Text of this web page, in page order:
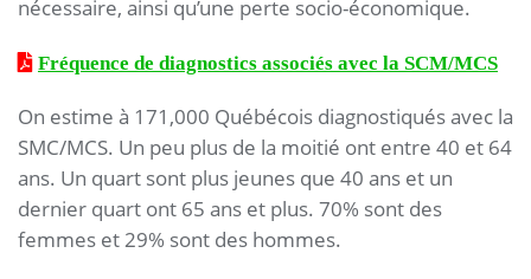
nécessaire, ainsi qu’une perte socio-économique.
Fréquence de diagnostics associés avec la SCM/MCS
On estime à 171,000 Québécois diagnostiqués avec la
SMC/MCS. Un peu plus de la moitié ont entre 40 et 64
ans. Un quart sont plus jeunes que 40 ans et un
dernier quart ont 65 ans et plus. 70% sont des
femmes et 29% sont des hommes.